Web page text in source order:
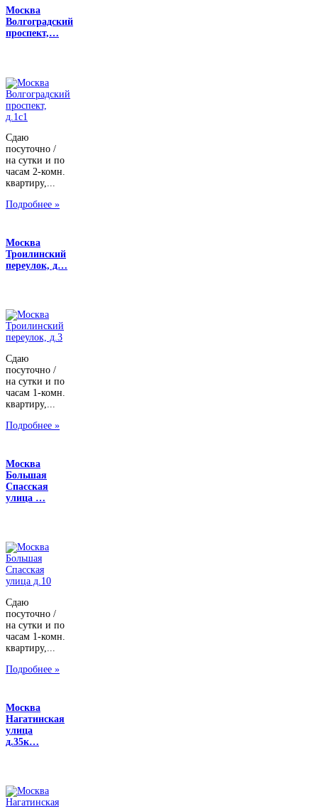
Москва
Волгоградский
проспект,…
Сдаю
посуточно /
на сутки и по
часам 2-комн.
квартиру,...
Подробнее »
Москва
Троилинский
переулок, д…
Сдаю
посуточно /
на сутки и по
часам 1-комн.
квартиру,...
Подробнее »
Москва
Большая
Спасская
улица …
Сдаю
посуточно /
на сутки и по
часам 1-комн.
квартиру,...
Подробнее »
Москва
Нагатинская
улица
д.35к…